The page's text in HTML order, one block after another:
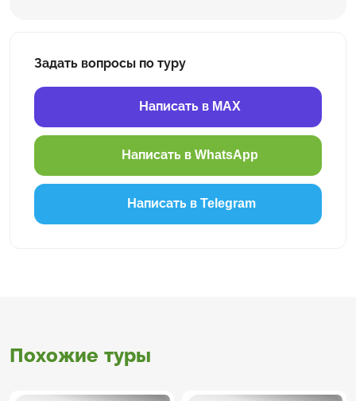
Задать вопросы по туру
Написать в MAX
Написать в WhatsApp
Написать в Telegram
Похожие туры